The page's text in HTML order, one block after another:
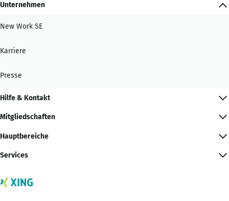
Unternehmen
New Work SE
Karriere
Presse
Hilfe & Kontakt
Mitgliedschaften
Hauptbereiche
Services